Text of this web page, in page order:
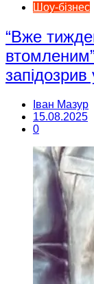
Шоу-бізнес
“Вже
Іван Мазур
15.08.2025
0